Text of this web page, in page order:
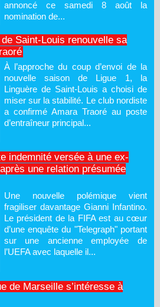
annoncé ce samedi 8 août la
nomination de...
Saint-Louis renouvelle sa
À l’approche du coup d’envoi de la
nouvelle saison de Ligue 1, la
Linguère de Saint-Louis a choisi de
miser sur la stabilité. Le club nordiste
a confirmé Amara Traoré au poste
d’entraîneur principal...
indemnité versée à une ex-
une relation présumée
Une nouvelle polémique vient
fragiliser davantage Gianni Infantino.
Le président de la FIFA est au cœur
d’une enquête du "Telegraph" portant
sur une ancienne employée de
l’UEFA avec laquelle il...
de Marseille s’intéresse à